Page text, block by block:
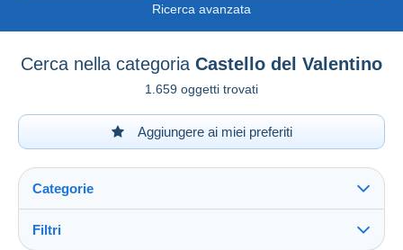
Ricerca avanzata
Cerca nella categoria Castello del Valentino
1.659 oggetti trovati
Aggiungere ai miei preferiti
Categorie
Filtri